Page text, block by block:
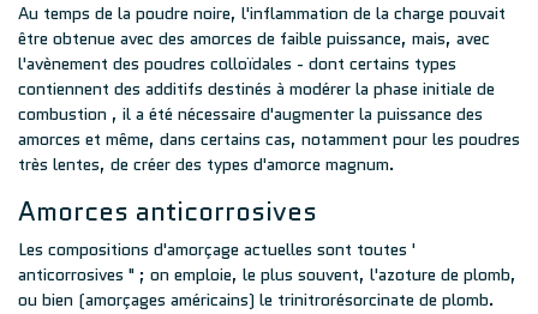
Au temps de la poudre noire, l'inflammation de la charge pouvait
être obtenue avec des amorces de faible puissance, mais, avec
l'avènement des poudres colloïdales - dont certains types
contiennent des additifs destinés à modérer la phase initiale de
combustion , il a été nécessaire d'augmenter la puissance des
amorces et même, dans certains cas, notamment pour les poudres
très lentes, de créer des types d'amorce magnum.
Amorces anticorrosives
Les compositions d'amorçage actuelles sont toutes '
anticorrosives " ; on emploie, le plus souvent, l'azoture de plomb,
ou bien (amorçages américains) le trinitrorésorcinate de plomb.